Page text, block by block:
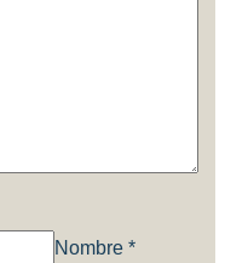
Nombre *